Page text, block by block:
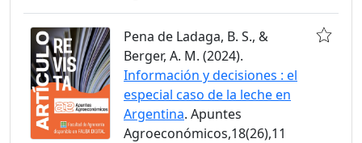
Pena de Ladaga, B. S., &
Berger, A. M. (2024).
Información y decisiones : el
especial caso de la leche en
Argentina. Apuntes
Agroeconómicos,18(26),11